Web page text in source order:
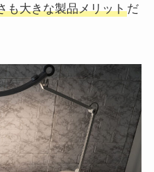
も大きな製品メリットだ